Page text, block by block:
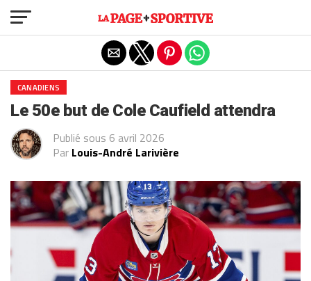
CANADIENS
Le 50e but de Cole Caufield attendra
Publié sous 6 avril 2026
Par Louis-André Larivière
Exit mobile version